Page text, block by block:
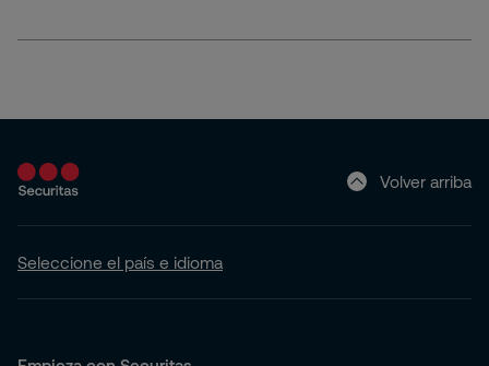
Volver arriba
Seleccione el país e idioma